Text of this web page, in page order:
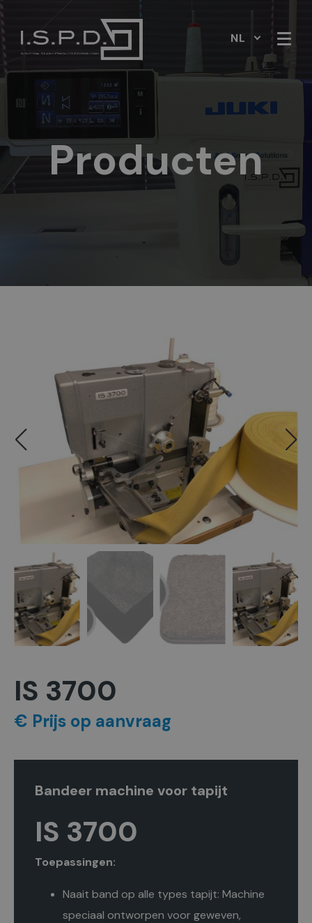
NL
Producten
IS 3700
€ Prijs op aanvraag
Bandeer machine voor tapijt
IS 3700
Toepassingen:
Naait band op alle types tapijt: Machine
speciaal ontworpen voor geweven,